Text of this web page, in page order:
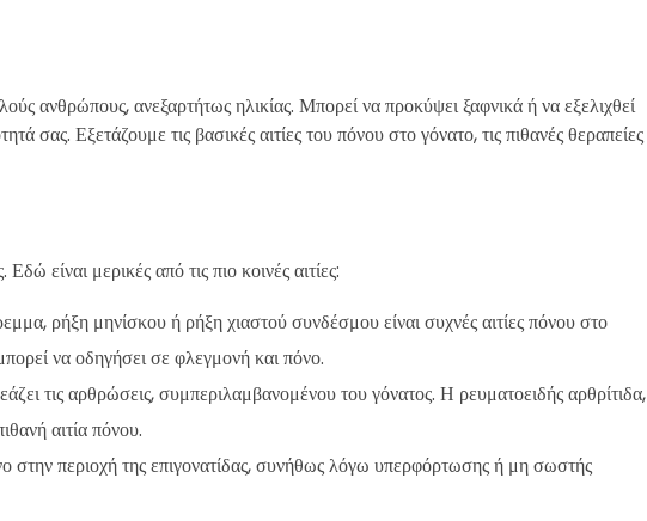
ανθρώπους, ανεξαρτήτως ηλικίας. Μπορεί να προκύψει ξαφνικά ή να εξελιχθεί
σας. Εξετάζουμε τις βασικές αιτίες του πόνου στο γόνατο, τις πιθανές θεραπείες
είναι μερικές από τις πιο κοινές αιτίες:
ρήξη μηνίσκου ή ρήξη χιαστού συνδέσμου είναι συχνές αιτίες πόνου στο
να οδηγήσει σε φλεγμονή και πόνο.
τις αρθρώσεις, συμπεριλαμβανομένου του γόνατος. Η ρευματοειδής αρθρίτιδα,
αιτία πόνου.
στην περιοχή της επιγονατίδας, συνήθως λόγω υπερφόρτωσης ή μη σωστής